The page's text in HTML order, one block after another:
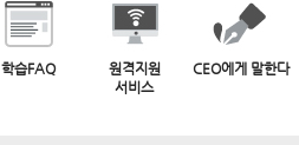
학습FAQ
원격지원
서비스
CEO에게 말한다